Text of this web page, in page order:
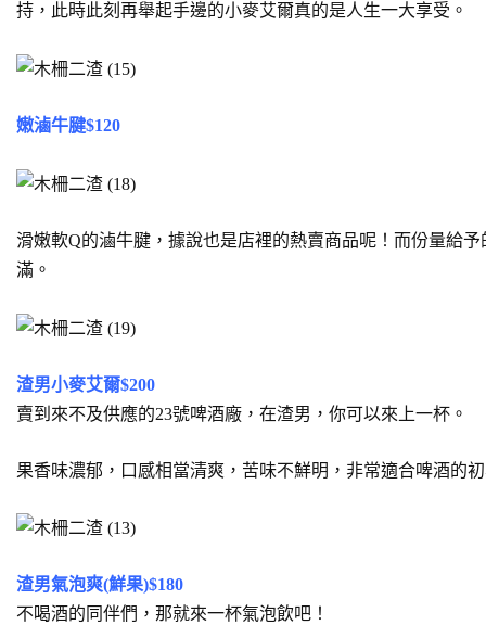
持，此時此刻再舉起手邊的小麥艾爾真的是人生一大享受。
嫩滷牛腱$120
滑嫩軟Q的滷牛腱，據說也是店裡的熱賣商品呢！而份量給予
滿。
渣男小麥艾爾$200
賣到來不及供應的23號啤酒廠，在渣男，你可以來上一杯。
果香味濃郁，口感相當清爽，苦味不鮮明，非常適合啤酒的
渣男氣泡爽(鮮果)$180
不喝酒的同伴們，那就來一杯氣泡飲吧！